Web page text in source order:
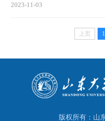
2023-11-03
上页 1
版权所有：山